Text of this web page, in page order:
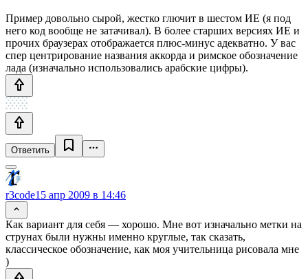
Пример довольно сырой, жестко глючит в шестом ИЕ (я под
него код вообще не затачивал). В более старших версиях ИЕ и
прочих браузерах отображается плюс-минус адекватно. У вас
спер центрирование названия аккорда и римское обозначение
лада (изначально использовались арабские цифры).
Ответить
r3code15 апр 2009 в 14:46
Как вариант для себя — хорошо. Мне вот изначально метки на
струнах были нужны именно круглые, так сказать,
классическое обозначение, как моя учительница рисовала мне
)